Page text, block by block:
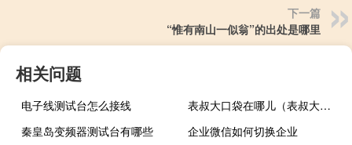
下一篇
“惟有南山一似翁”的出处是哪里
相关问题
电子线测试台怎么接线
表叔大口袋在哪儿（表叔大口袋在哪里）
秦皇岛变频器测试台有哪些
企业微信如何切换企业